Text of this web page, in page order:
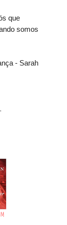
que
somos
- Sarah